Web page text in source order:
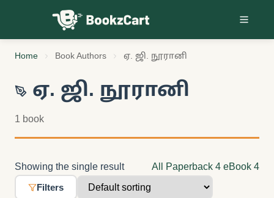
Skip to content
Home Book Authors ஏ. ஜி. நூரானி
ஏ. ஜி. நூரானி
1 book
Showing the single result All Paperback 4 eBook 4
Filters